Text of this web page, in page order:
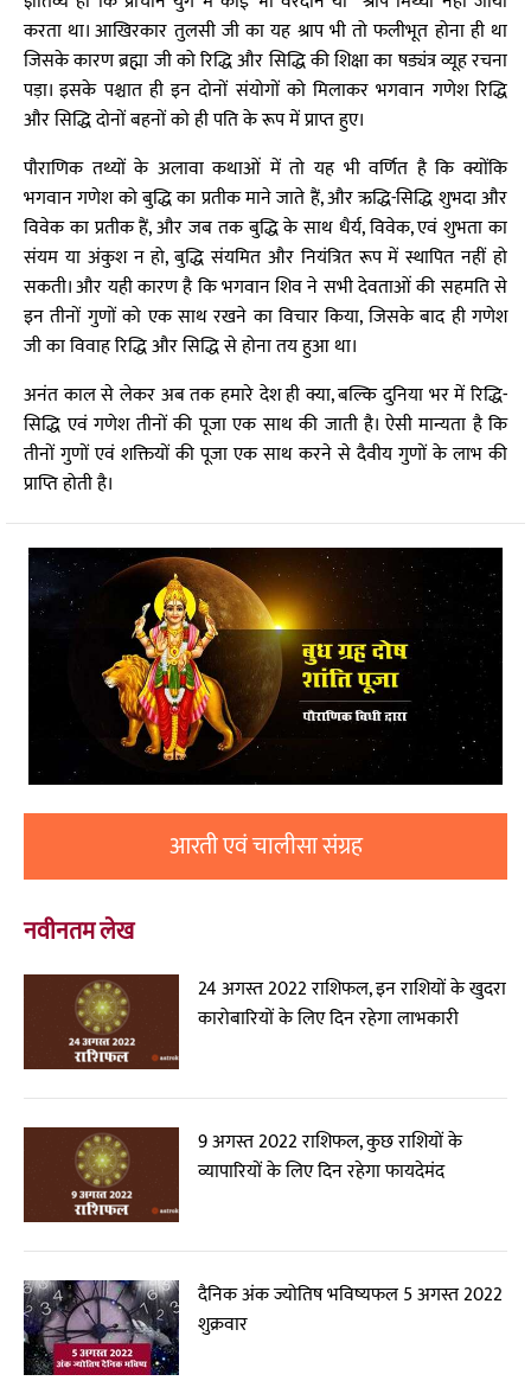
करता था। आखिरकार तुलसी जी का यह श्राप भी तो फलीभूत होना ही था
जिसके कारण ब्रह्मा जी को रिद्धि और सिद्धि की शिक्षा का षड्यंत्र व्यूह रचना
पड़ा। इसके पश्चात ही इन दोनों संयोगों को मिलाकर भगवान गणेश रिद्धि
और सिद्धि दोनों बहनों को ही पति के रूप में प्राप्त हुए।
पौराणिक तथ्यों के अलावा कथाओं में तो यह भी वर्णित है कि क्योंकि
भगवान गणेश को बुद्धि का प्रतीक माने जाते हैं, और ऋद्धि-सिद्धि शुभदा और
विवेक का प्रतीक हैं, और जब तक बुद्धि के साथ धैर्य, विवेक, एवं शुभता का
संयम या अंकुश न हो, बुद्धि संयमित और नियंत्रित रूप में स्थापित नहीं हो
सकती। और यही कारण है कि भगवान शिव ने सभी देवताओं की सहमति से
इन तीनों गुणों को एक साथ रखने का विचार किया, जिसके बाद ही गणेश
जी का विवाह रिद्धि और सिद्धि से होना तय हुआ था।
अनंत काल से लेकर अब तक हमारे देश ही क्या, बल्कि दुनिया भर में रिद्धि-
सिद्धि एवं गणेश तीनों की पूजा एक साथ की जाती है। ऐसी मान्यता है कि
तीनों गुणों एवं शक्तियों की पूजा एक साथ करने से दैवीय गुणों के लाभ की
प्राप्ति होती है।
आरती एवं चालीसा संग्रह
नवीनतम लेख
24 अगस्त 2022 राशिफल, इन राशियों के खुदरा
कारोबारियों के लिए दिन रहेगा लाभकारी
9 अगस्त 2022 राशिफल, कुछ राशियों के
व्यापारियों के लिए दिन रहेगा फायदेमंद
दैनिक अंक ज्योतिष भविष्यफल 5 अगस्त 2022
शुक्रवार